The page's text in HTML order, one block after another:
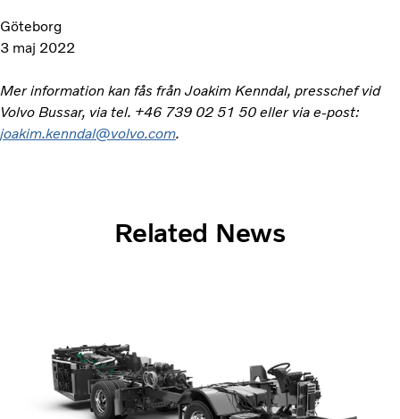
Göteborg
3 maj 2022
Mer information kan fås från Joakim Kenndal, presschef vid
Volvo Bussar, via tel. +46 739 02 51 50 eller via e-post:
joakim.kenndal@volvo.com.
Related News